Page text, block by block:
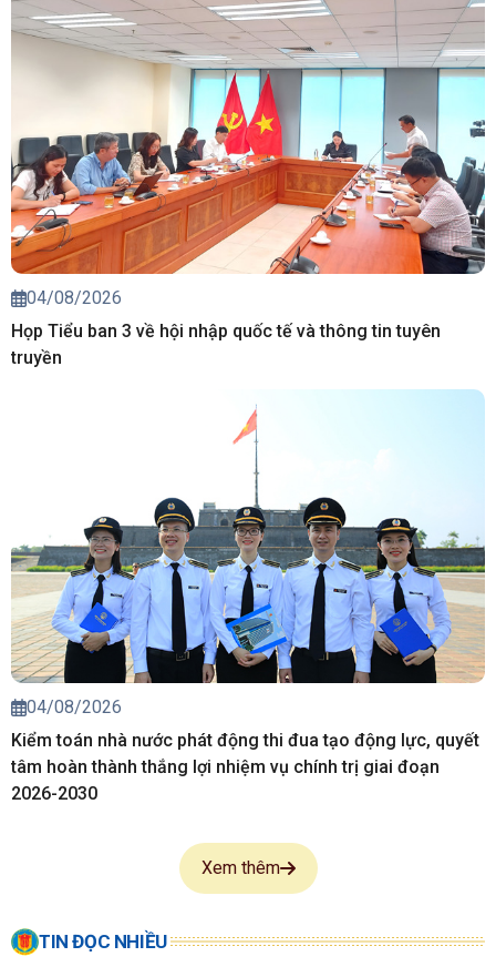
04/08/2026
Họp Tiểu ban 3 về hội nhập quốc tế và thông tin tuyên
truyền
04/08/2026
Kiểm toán nhà nước phát động thi đua tạo động lực, quyết
tâm hoàn thành thắng lợi nhiệm vụ chính trị giai đoạn
2026-2030
Xem thêm
TIN ĐỌC NHIỀU